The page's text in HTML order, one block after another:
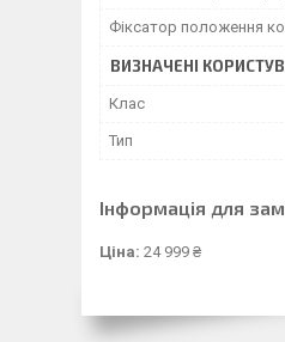
Фіксатор положення
ВИЗНАЧЕНІ
Клас
Тип
Інформація для
Ціна: 24 999 ₴